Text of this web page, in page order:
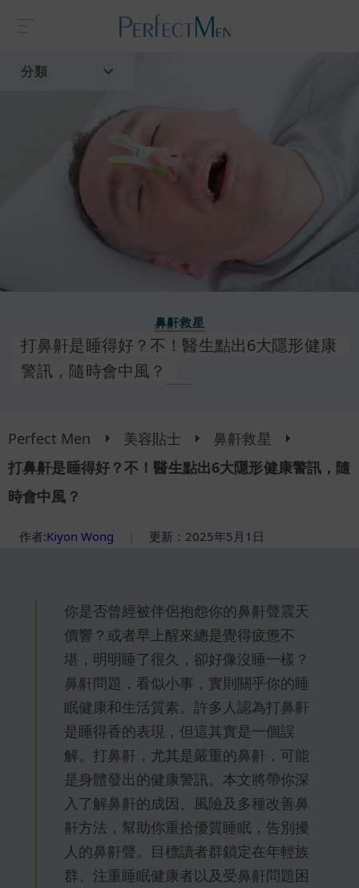
分類
流行趨勢
鼻鼾救星
打鼻鼾是睡得好？不！醫生點出6大隱形健康
警訊，隨時會中風？
Perfect Men 美容貼士
鼻鼾救星
打鼻鼾是睡得好？不！醫生點出6大隱形健康警訊，隨
時會中風？
作者:Kiyon Wong 更新：2025年5月1日
你是否曾經被伴侶抱怨你的鼻鼾聲震天
價響？或者早上醒來總是覺得疲憊不
堪，明明睡了很久，卻好像沒睡一樣？
鼻鼾問題，看似小事，實則關乎你的睡
眠健康和生活質素。許多人認為打鼻鼾
是睡得香的表現，但這其實是一個誤
解。打鼻鼾，尤其是嚴重的鼻鼾，可能
是身體發出的健康警訊。本文將帶你深
入了解鼻鼾的成因、風險及多種改善鼻
鼾方法，幫助你重拾優質睡眠，告別擾
人的鼻鼾聲。目標讀者群鎖定在年輕族
群、注重睡眠健康者以及受鼻鼾問題困